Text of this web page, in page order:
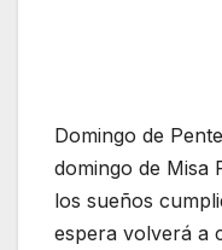
Domingo de
domingo de Misa
los sueños
espera volverá a